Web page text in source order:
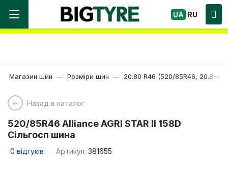
Ми працюємо! Великий вибір Шин, швидка
доставка по Україні!
UA RU
Магазин шин Розміри шин 20.80 R46 (520/85R46, 20.8-46)
Назад в каталог
520/85R46 Alliance AGRI STAR II 158D
Сільгосп шина
0 відгуків Артикул: 381655